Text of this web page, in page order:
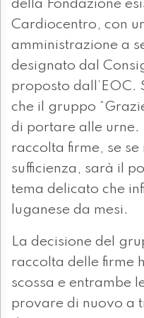
della Fondazione
Cardiocentro, con
amministrazione a
designato dal
proposto dall’EOC.
che il gruppo
di portare alle urne.
raccolta firme, se
sufficienza, sarà il
tema delicato che
luganese da mesi.
La decisione del
raccolta delle firme
scossa e entrambe
provare di nuovo a